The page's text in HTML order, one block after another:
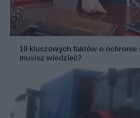
10 kluczowych faktów o
musisz wiedzieć?